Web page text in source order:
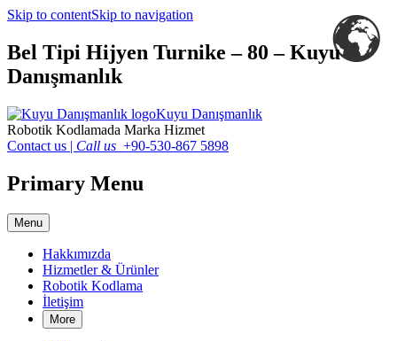
Skip to contentSkip to navigation
Bel Tipi Hijyen Turnike – 80 – Kuyu
Danışmanlık
Kuyu Danışmanlık
Robotik Kodlamada Marka Hizmet
Contact us | Call us +90-530-867 5898
Primary Menu
Menu
Hakkımızda
Hizmetler & Ürünler
Robotik Kodlama
İletişim
More